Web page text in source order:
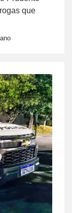
que